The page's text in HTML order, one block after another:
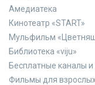
Амедиатека
Кинотеатр «START»
Мульфильм
Библиотека «viju»
Бесплатные каналы
Фильмы для